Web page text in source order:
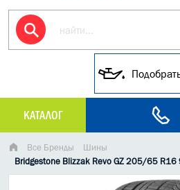
КАТАЛОГ
МАСЛО МОТОРНОЕ
ГРУЗОВЫЕ МАСЛА
Все Бренды
Шины
Bridgestone Blizzak Revo GZ 205/65 R16